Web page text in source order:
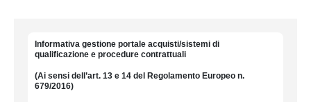
Informativa gestione portale acquisti/sistemi di
qualificazione e procedure contrattuali
(Ai sensi dell’art. 13 e 14 del Regolamento Europeo n.
679/2016)